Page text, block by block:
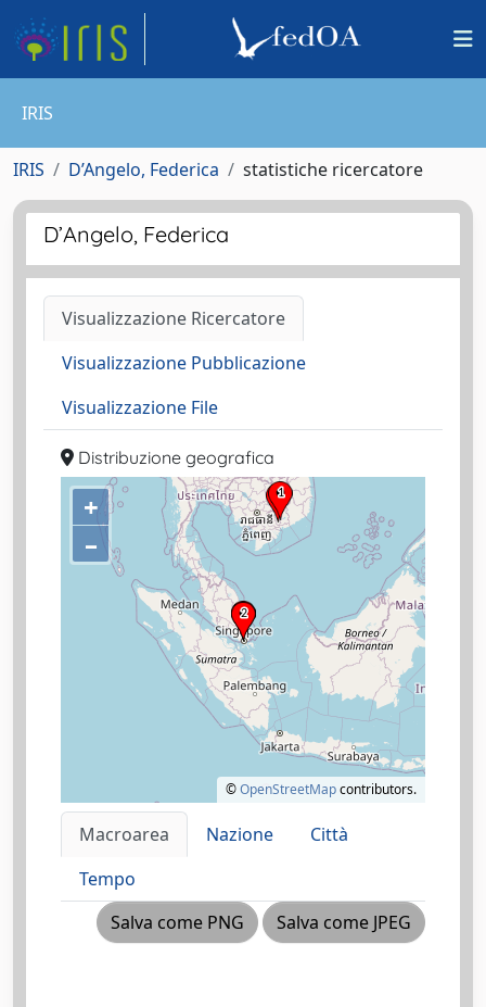
IRIS
IRIS D’Angelo, Federica statistiche ricercatore
D’Angelo, Federica
Visualizzazione Ricercatore
Visualizzazione Pubblicazione
Visualizzazione File
Distribuzione geografica
+
–
©OpenStreetMapcontributors.
Macroarea Nazione
Città
Tempo
Salva come PNG
Salva come JPEG